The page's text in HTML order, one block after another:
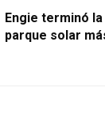
Engie terminó
parque solar